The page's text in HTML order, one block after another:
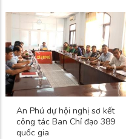
An Phú dự hội nghị sơ kết
công tác Ban Chỉ đạo 389
quốc gia